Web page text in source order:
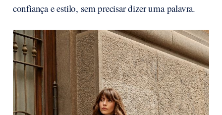
confiança e estilo, sem precisar dizer uma palavra.